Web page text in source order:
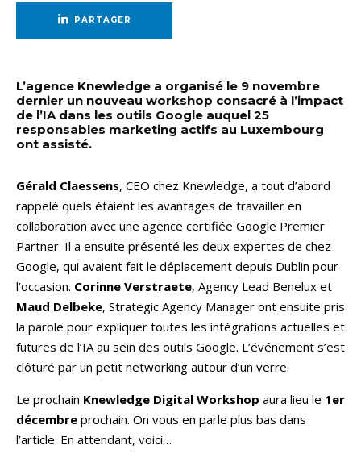
PARTAGER
L’agence Knewledge a organisé le 9 novembre
dernier un nouveau workshop consacré à l’impact
de l’IA dans les outils Google auquel 25
responsables marketing actifs au Luxembourg
ont assisté.
Gérald Claessens, CEO chez Knewledge, a tout d’abord
rappelé quels étaient les avantages de travailler en
collaboration avec une agence certifiée Google Premier
Partner. Il a ensuite présenté les deux expertes de chez
Google, qui avaient fait le déplacement depuis Dublin pour
l’occasion. Corinne Verstraete, Agency Lead Benelux et
Maud Delbeke, Strategic Agency Manager ont ensuite pris
la parole pour expliquer toutes les intégrations actuelles et
futures de l’IA au sein des outils Google. L’événement s’est
clôturé par un petit networking autour d’un verre.
Le prochain Knewledge Digital Workshop aura lieu le 1er
décembre prochain. On vous en parle plus bas dans
l’article. En attendant, voici…